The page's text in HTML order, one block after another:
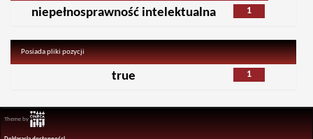
1
niepełnosprawność intelektualna
Posiada pliki pozycji
1
true
Theme by